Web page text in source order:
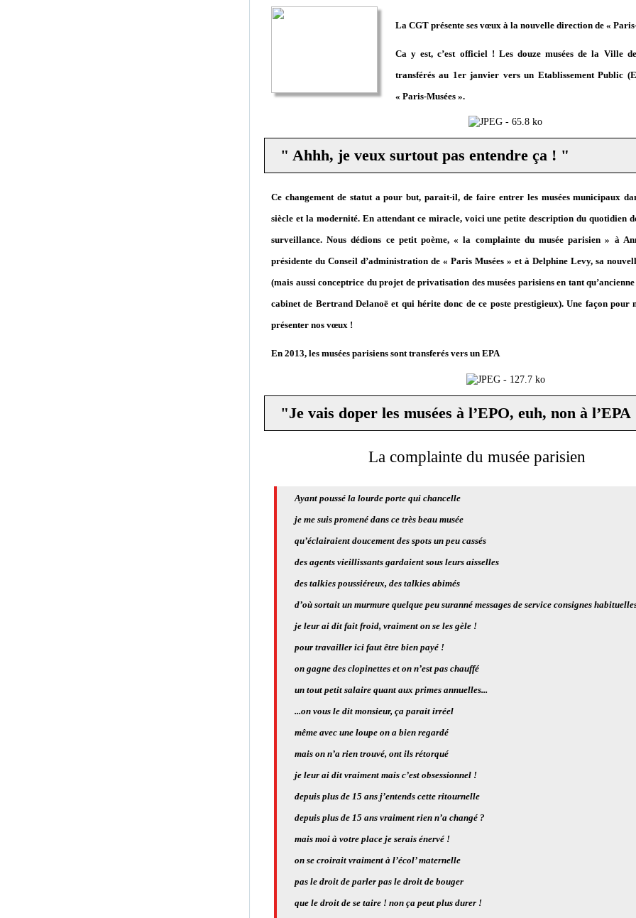
La CGT présente ses vœux à la nouvelle direction de «
Ca y est, c’est officiel ! Les douze musées de la Ville
transférés au 1er janvier vers un Etablissement Public
« Paris-Musées ».
" Ahhh, je veux surtout pas entendre ça ! "
Ce changement de statut a pour but, parait-il, de faire entrer les musées municipaux
siècle et la modernité. En attendant ce miracle, voici une petite description du quotidien
surveillance. Nous dédions ce petit poème, « la complainte du musée parisien » à
présidente du Conseil d’administration de « Paris Musées » et à Delphine Levy, sa
(mais aussi conceptrice du projet de privatisation des musées parisiens en tant
cabinet de Bertrand Delanoë et qui hérite donc de ce poste prestigieux). Une façon pour
présenter nos vœux !
En 2013, les musées parisiens sont transferés vers un EPA
"Je vais doper les musées à l’EPO, euh, non à
La complainte du musée parisien
Ayant poussé la lourde porte qui chancelle
je me suis promené dans ce très beau musée
qu’éclairaient doucement des spots un peu cassés
des agents vieillissants gardaient sous leurs aisselles
des talkies poussiéreux, des talkies abimés
d’où sortait un murmure quelque peu suranné messages de service consignes
je leur ai dit fait froid, vraiment on se les gèle !
pour travailler ici faut être bien payé !
on gagne des clopinettes et on n’est pas chauffé
un tout petit salaire quant aux primes annuelles...
...on vous le dit monsieur, ça parait irréel
même avec une loupe on a bien regardé
mais on n’a rien trouvé, ont ils rétorqué
je leur ai dit vraiment mais c’est obsessionnel !
depuis plus de 15 ans j’entends cette ritournelle
depuis plus de 15 ans vraiment rien n’a changé ?
mais moi à votre place je serais énervé !
on se croirait vraiment à l’écol’ maternelle
pas le droit de parler pas le droit de bouger
que le droit de se taire ! non ça peut plus durer !